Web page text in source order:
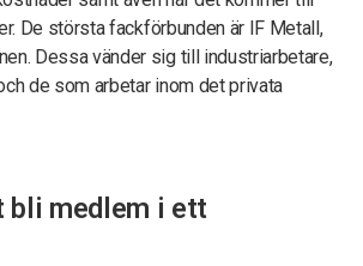
De största fackförbunden är IF Metall,
Dessa vänder sig till industriarbetare,
de som arbetar inom det privata
bli medlem i ett